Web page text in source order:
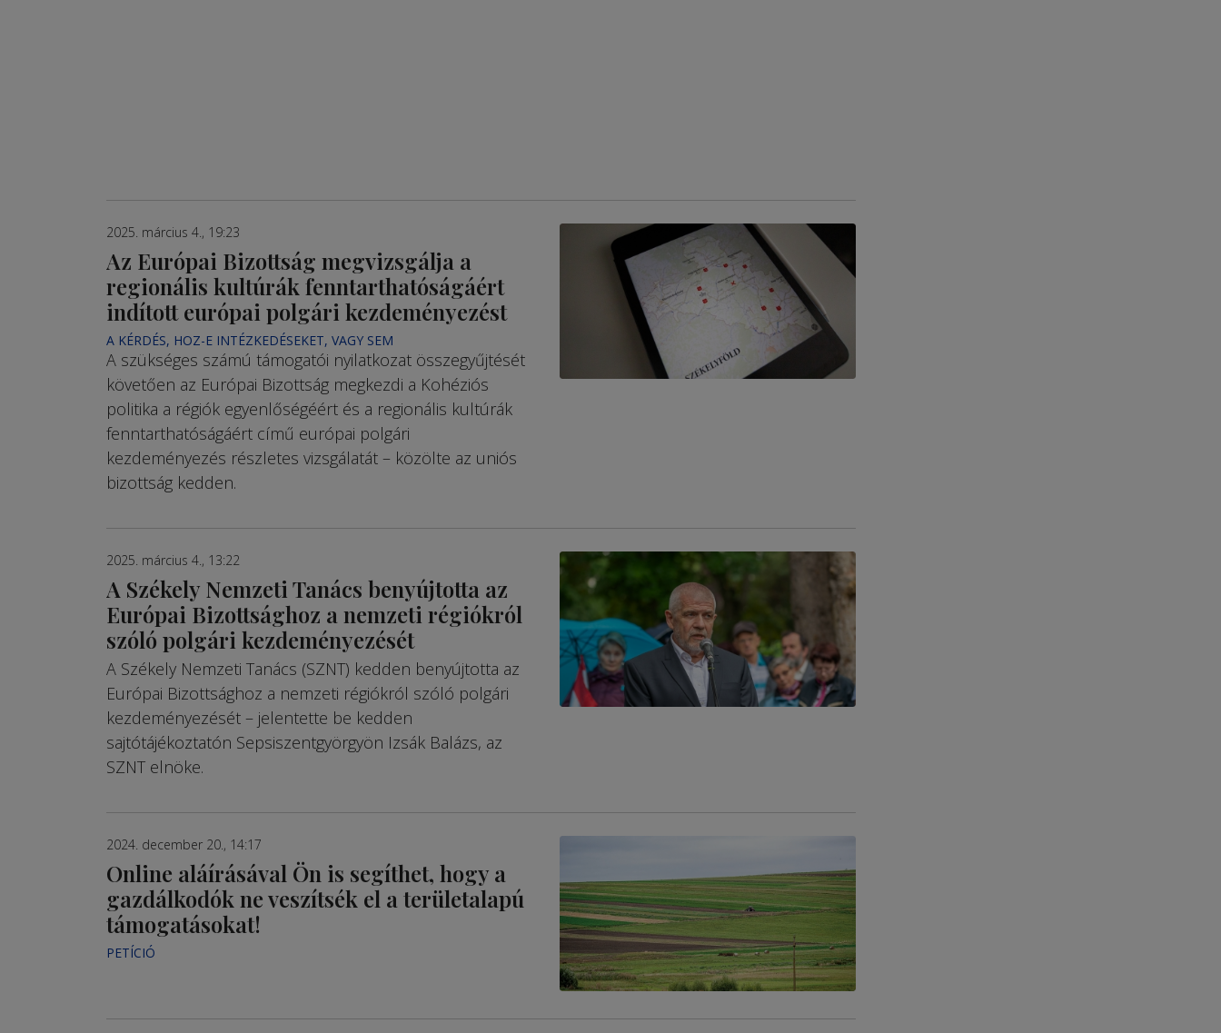
2025. március 4., 19:23
Az Európai Bizottság megvizsgálja a
regionális kultúrák fenntarthatóságáért
indított európai polgári kezdeményezést
A KÉRDÉS, HOZ-E INTÉZKEDÉSEKET, VAGY SEM
A szükséges számú támogatói nyilatkozat összegyűjtését
követően az Európai Bizottság megkezdi a Kohéziós
politika a régiók egyenlőségéért és a regionális kultúrák
fenntarthatóságáért című európai polgári
kezdeményezés részletes vizsgálatát – közölte az uniós
bizottság kedden.
2025. március 4., 13:22
A Székely Nemzeti Tanács benyújtotta az
Európai Bizottsághoz a nemzeti régiókról
szóló polgári kezdeményezését
A Székely Nemzeti Tanács (SZNT) kedden benyújtotta az
Európai Bizottsághoz a nemzeti régiókról szóló polgári
kezdeményezését – jelentette be kedden
sajtótájékoztatón Sepsiszentgyörgyön Izsák Balázs, az
SZNT elnöke.
2024. december 20., 14:17
Online aláírásával Ön is segíthet, hogy a
gazdálkodók ne veszítsék el a területalapú
támogatásokat!
PETÍCIÓ